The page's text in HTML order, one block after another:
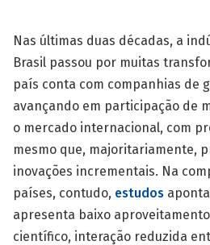
Nas últimas duas décadas, a
Brasil passou por muitas
país conta com companhias de
avançando em participação de
o mercado internacional, com
mesmo que, majoritariamente,
inovações incrementais. Na
países, contudo, estudos
apresenta baixo
científico, interação reduzida